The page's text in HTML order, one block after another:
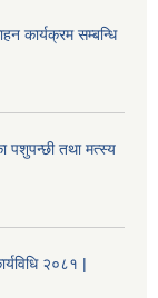
कार्यक्रम सम्बन्धि
पशुपन्छी तथा मत्स्य
२०८१ |